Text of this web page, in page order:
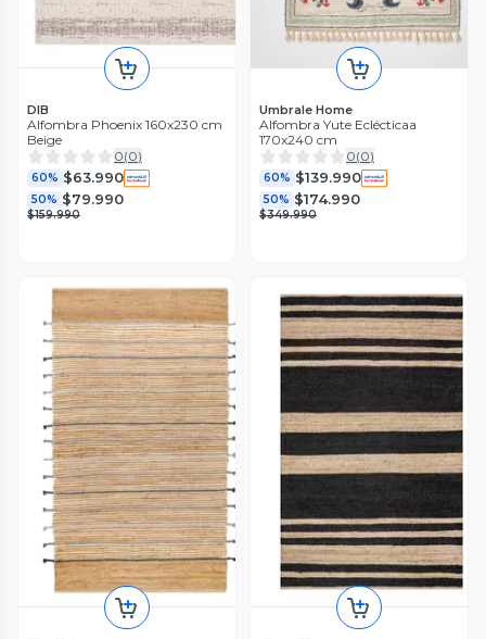
DIB
Alfombra Phoenix 160x230 cm
Beige
0(0)
60% $63.990
50% $79.990
$159.990
Umbrale Home
Alfombra Yute Eclécticaa
170x240 cm
0(0)
60% $139.990
50% $174.990
$349.990